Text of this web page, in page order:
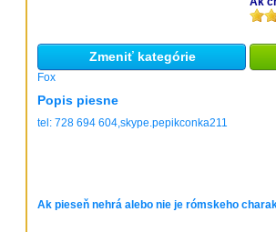
Zmeniť kategórie
Fox
Popis piesne
tel: 728 694 604,skype.pepikconka211
Ak pieseň nehrá alebo nie je rómskeho